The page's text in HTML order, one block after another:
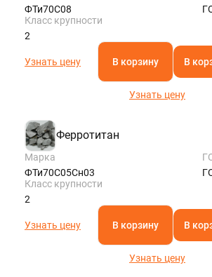
ФТи70С08
Класс крупности
2
Узнать цену В корзину В
Узнать цену
Ферротитан
Марка
ФТи70С05Сн03
Класс крупности
2
Узнать цену В корзину В
Узнать цену